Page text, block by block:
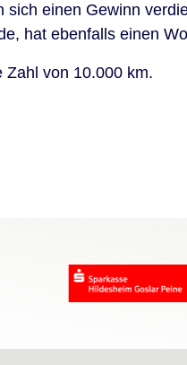
einen Gewinn
hat ebenfalls einen
Zahl von 10.000 km.